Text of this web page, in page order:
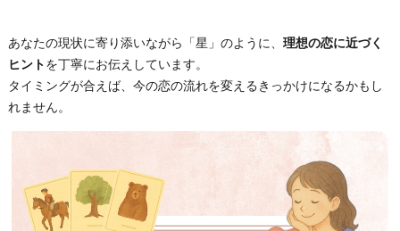
あなたの現状に寄り添いながら「星」のように、 理想の恋に近づく
ヒントを丁寧にお伝えしています。
タイミングが合えば、今の恋の流れを変えるきっかけになるかもし
れません。